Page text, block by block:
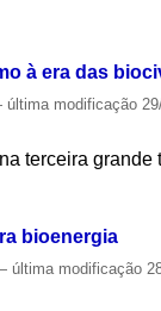
à era das
última modificação
terceira
bioenergia
última modificação